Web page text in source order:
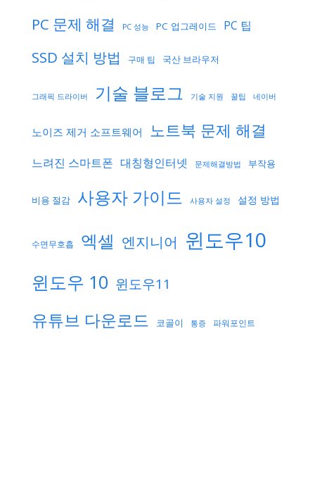
PC 문제 해결 PC 성능 PC 업그레이드 PC 팁
SSD 설치 방법 구매 팁 국산 브라우저
그래픽 드라이버 기술 블로그 기술 지원 꿀팁 네이버
노이즈 제거 소프트웨어 노트북 문제 해결
느려진 스마트폰 대칭형인터넷 문제해결방법 부작용
비용 절감 사용자 가이드 사용자 설정 설정 방법
수면무호흡 엑셀 엔지니어 윈도우10
윈도우 10 윈도우11
유튜브 다운로드 코골이 통증 파워포인트